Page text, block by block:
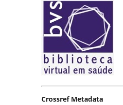
Crossref Metadata